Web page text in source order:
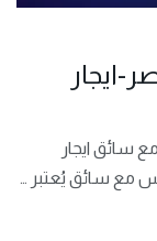
ايجار
مرسيدس مع سائق ايجار